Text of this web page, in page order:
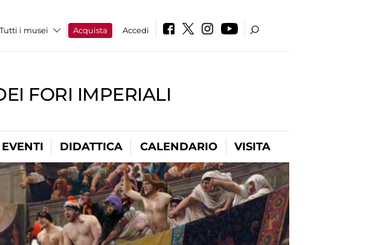
Tutti i musei Acquista Accedi
FORI IMPERIALI
EVENTI DIDATTICA CALENDARIO VISITA